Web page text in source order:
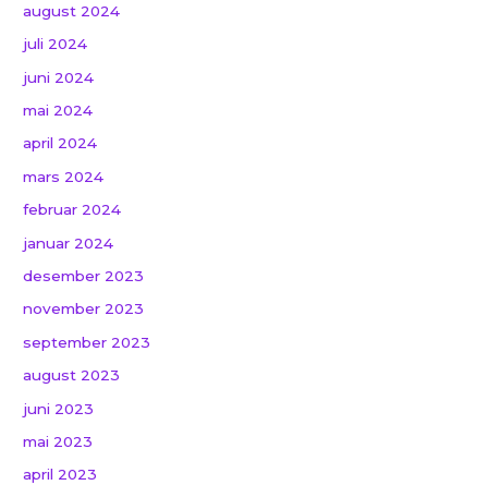
august 2024
juli 2024
juni 2024
mai 2024
april 2024
mars 2024
februar 2024
januar 2024
desember 2023
november 2023
september 2023
august 2023
juni 2023
mai 2023
april 2023